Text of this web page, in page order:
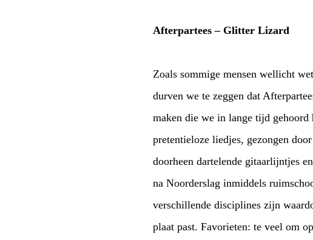
Afterpartees–Glitter Lizard
Zoals sommige mensen wellicht
durven we te zeggen dat
maken die we in lange tijd gehoord
pretentieloze liedjes, gezongen
doorheen dartelende gitaarlijntjes
na Noorderslag inmiddels
verschillende disciplines zijn
plaat past. Favorieten: te veel om